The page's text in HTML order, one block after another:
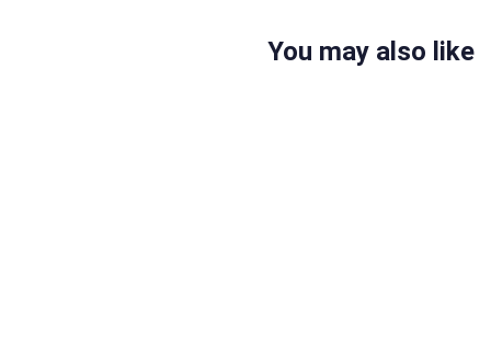
You may also like